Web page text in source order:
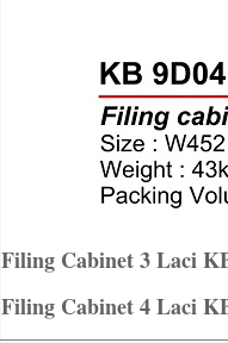
Filing Cabinet 3 Laci
Filing Cabinet 4 Laci